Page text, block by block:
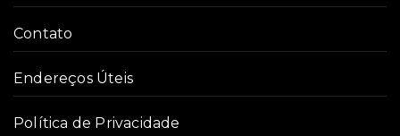
Contato
Endereços Úteis
Política de Privacidade